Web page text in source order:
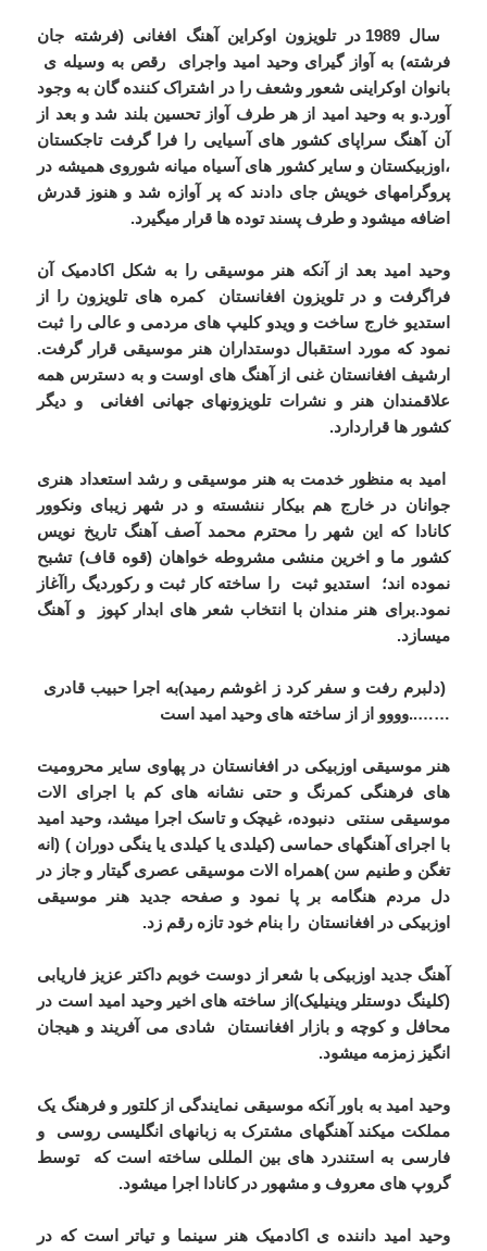
سال 1989 در تلویزون اوکراین آهنگ افغانی (فرشته جان
فرشته) به آواز گیرای وحید امید واجرای رقص به وسیله ی
بانوان اوکراینی شعور وشعف را در اشتراک کننده گان به وجود
آورد.و به وحید امید از هر طرف آواز تحسین بلند شد و بعد از
آن آهنگ سراپای کشور های آسیایی را فرا گرفت تاجکستان
،اوزبیکستان و سایر کشور های آسیاه میانه شوروی همیشه در
پروگرامهای خویش جای دادند که پر آوازه شد و هنوز قدرش
اضافه میشود و طرف پسند توده ها قرار میگیرد.
وحید امید بعد از آنکه هنر موسیقی را به شکل اکادمیک آن
فراگرفت و در تلویزون افغانستان کمره های تلویزون را از
استدیو خارج ساخت و ویدو کلیپ های مردمی و عالی را ثبت
نمود که مورد استقبال دوستداران هنر موسیقی قرار گرفت.
ارشیف افغانستان غنی از آهنگ های اوست و به دسترس همه
علاقمندان هنر و نشرات تلویزونهای جهانی افغانی و دیگر
کشور ها قراردارد.
امید به منظور خدمت به هنر موسیقی و رشد استعداد هنری
جوانان در خارج هم بیکار ننشسته و در شهر زیبای ونکوور
کانادا که این شهر را محترم محمد آصف آهنگ تاریخ نویس
کشور ما و اخرین منشی مشروطه خواهان (قوه قاف) تشبح
نموده اند؛ استدیو ثبت را ساخته کار ثبت و رکوردیگ راآغاز
نمود.برای هنر مندان با انتخاب شعر های ابدار کپوز و آهنگ
میسازد.
(دلبرم رفت و سفر کرد ز اغوشم رمید)به اجرا حبیب قادری
……..وووو از از ساخته های وحید امید است
هنر موسیقی اوزبیکی در افغانستان در پهاوی سایر محرومیت
های فرهنگی کمرنگ و حتی نشانه های کم با اجرای الات
موسیقی سنتی دنبوده، غیچک و تاسک اجرا میشد، وحید امید
با اجرای آهنگهای حماسی (کیلدی یا کیلدی یا ینگی دوران ) (انه
تغگن و طنیم سن )همراه الات موسیقی عصری گیتار و جاز در
دل مردم هنگامه بر پا نمود و صفحه جدید هنر موسیقی
اوزبیکی در افغانستان را بنام خود تازه رقم زد.
آهنگ جدید اوزبیکی با شعر از دوست خوبم داکتر عزیز فاریابی
(کلینگ دوستلر وینیلیک)از ساخته های اخیر وحید امید است در
محافل و کوچه و بازار افغانستان شادی می آفریند و هیجان
انگیز زمزمه میشود.
وحید امید به باور آنکه موسیقی نمایندگی از کلتور و فرهنگ یک
مملکت میکند آهنگهای مشترک به زبانهای انگلیسی روسی و
فارسی به استندرد های بین المللی ساخته است که توسط
گروپ های معروف و مشهور در کانادا اجرا میشود.
وحید امید داننده ی اکادمیک هنر سینما و تیاتر است که در